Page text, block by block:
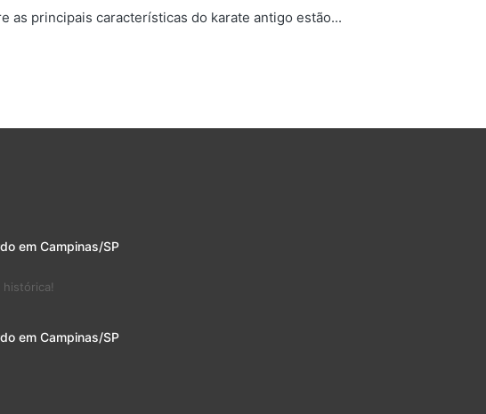
as principais características do karate antigo estão...
em Campinas/SP
histórica!
em Campinas/SP